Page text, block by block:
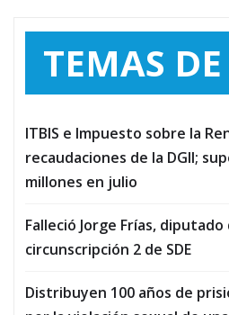
TEMAS
ITBIS e Impuesto sobre la
recaudaciones de la DGII;
millones en julio
Falleció Jorge Frías, diputado
circunscripción 2 de SDE
Distribuyen 100 años de